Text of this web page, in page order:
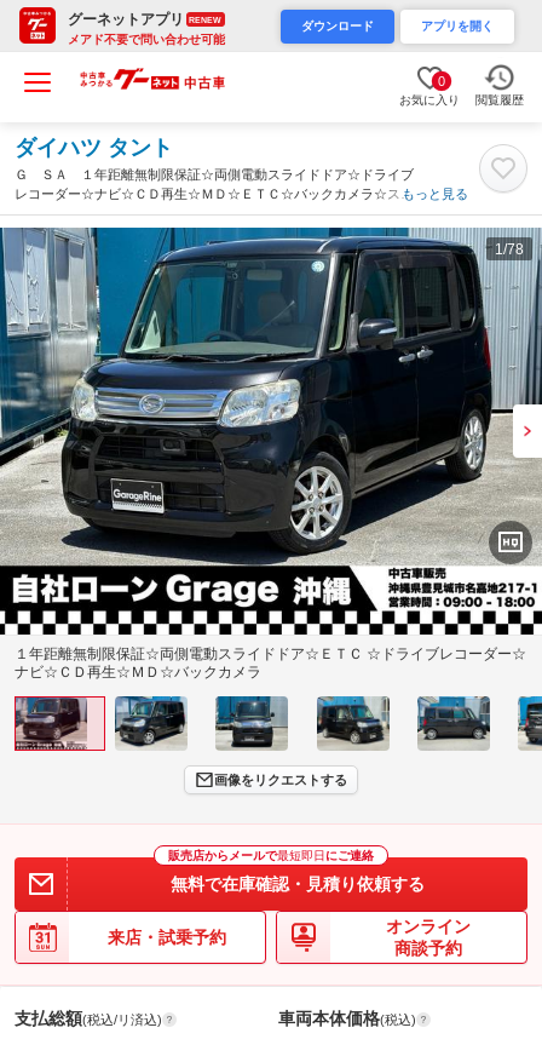
グーネットアプリ RENEW
メアド不要で問い合わせ可能
ダウンロード アプリを開く
0
お気に入り 閲覧履歴
ダイハツ タント
Ｇ ＳＡ １年距離無制限保証☆両側電動スライドドア☆ドライブ
レコーダー☆ナビ☆ＣＤ再生☆ＭＤ☆ＥＴＣ☆バックカメラ☆スマ
ートキー☆プッシュスタート☆アイドリングストップ（沖縄県）
もっと見る
1 /78
１年距離無制限保証☆両側電動スライドドア☆ＥＴＣ ☆ドライブレコーダー☆
ナビ☆ＣＤ再生☆ＭＤ☆バックカメラ
画像をリクエストする
販売店からメールで最短即日 にご連絡
無料で在庫確認・見積り依頼する
来店・試乗予約
オンライン
商談予約
支払総額(税込/リ済込) 車両本体価格(税込)